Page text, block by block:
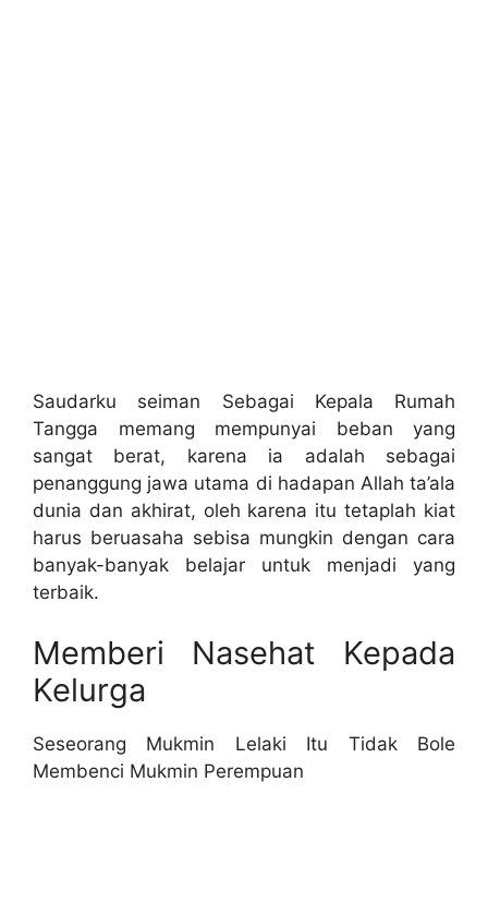
Saudarku seiman Sebagai Kepala Rumah
Tangga memang mempunyai beban yang
sangat berat, karena ia adalah sebagai
penanggung jawa utama di hadapan Allah ta’ala
dunia dan akhirat, oleh karena itu tetaplah kiat
harus beruasaha sebisa mungkin dengan cara
banyak-banyak belajar untuk menjadi yang
terbaik.
Memberi Nasehat Kepada
Kelurga
Seseorang Mukmin Lelaki Itu Tidak Bole
Membenci Mukmin Perempuan